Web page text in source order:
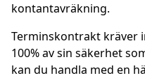
kontantavräkning.
Terminskontrakt kräver
100% av sin säkerhet
kan du handla med en